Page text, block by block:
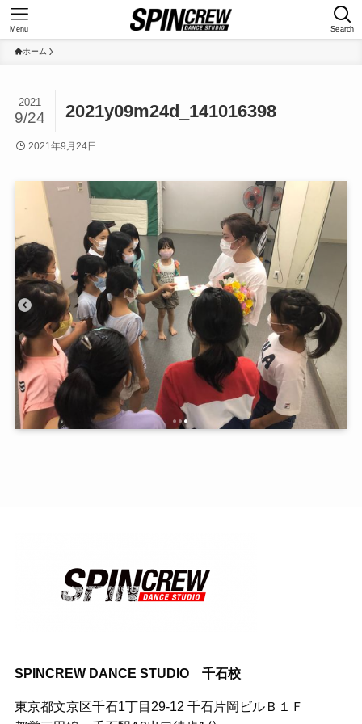
Search
Menu
ホーム
2021y09m24d_141016398
2021
9/24
2021年9月24日
SPINCREW DANCE STUDIO 千石校
東京都文京区千石1丁目29-12 千石片岡ビルＢ１Ｆ